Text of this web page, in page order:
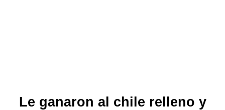
Le ganaron al chile relleno y